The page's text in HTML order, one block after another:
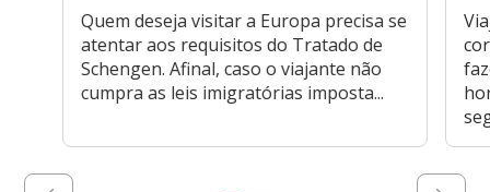
Quem deseja visitar a Europa precisa se
atentar aos requisitos do Tratado de
Schengen. Afinal, caso o viajante não
cumpra as leis imigratórias imposta...